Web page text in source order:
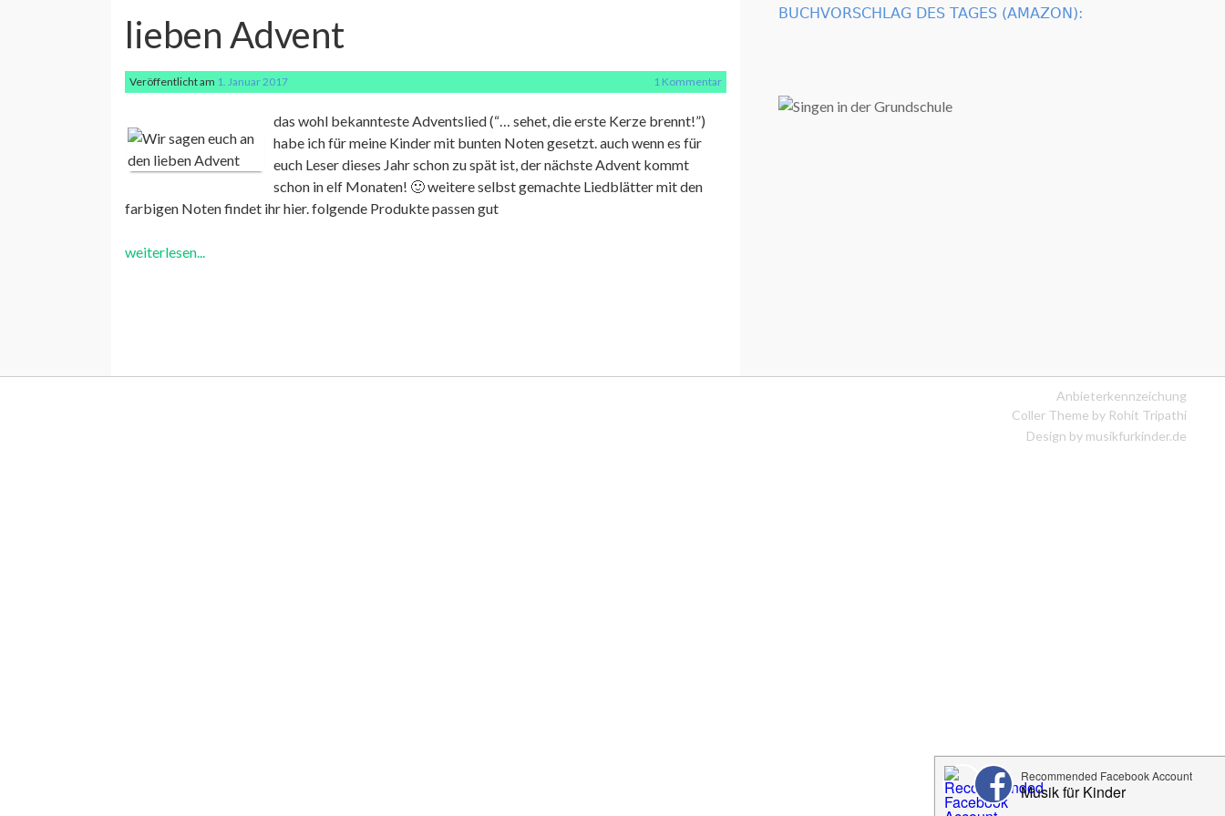
lieben Advent
Veröffentlicht am 1. Januar 2017 1 Kommentar
das wohl bekannteste Adventslied (“… sehet, die erste Kerze brennt!”)
habe ich für meine Kinder mit bunten Noten gesetzt. auch wenn es für
euch Leser dieses Jahr schon zu spät ist, der nächste Advent kommt
schon in elf Monaten! 🙂 weitere selbst gemachte Liedblätter mit den
farbigen Noten findet ihr hier. folgende Produkte passen gut
weiterlesen...
BUCHVORSCHLAG DES TAGES (AMAZON):
Anbieterkennzeichung
Coller Theme by Rohit Tripathi
Design by musikfurkinder.de